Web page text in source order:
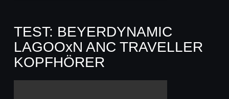
TEST: BEYERDYNAMIC
LAGOOxN ANC TRAVELLER
KOPFHÖRER